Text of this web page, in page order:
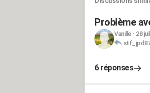
Problème
Vanille- 28
stf_jpd87
6 réponses